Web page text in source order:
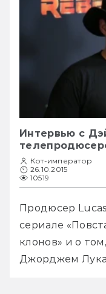
Интервью с
Кот-император
26.10.2015
10519
Продюсер
сериале
клонов» и о
Джорджем